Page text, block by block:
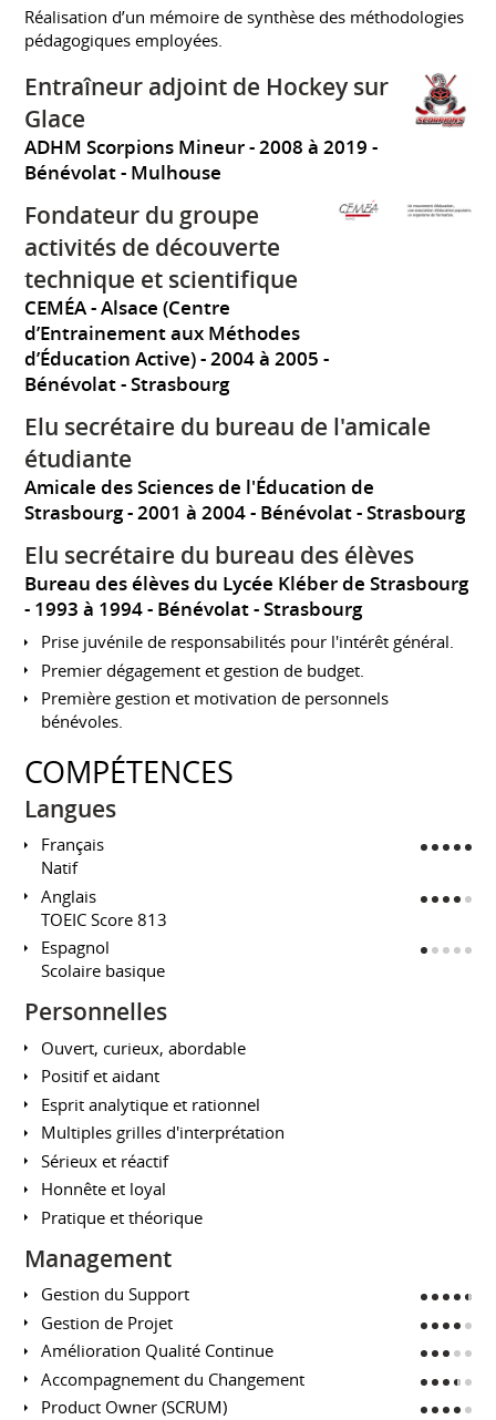
Réalisation d’un mémoire de synthèse des méthodologies
pédagogiques employées.
Entraîneur adjoint de Hockey sur
Glace
ADHM Scorpions Mineur
2008 à 2019
Bénévolat
Mulhouse
Fondateur du groupe
activités de découverte
technique et scientifique
CEMÉA - Alsace (Centre
d’Entrainement aux Méthodes
d’Éducation Active)
2004 à 2005
Bénévolat
Strasbourg
Elu secrétaire du bureau de l'amicale
étudiante
Amicale des Sciences de l'Éducation de
Strasbourg 2001 à 2004 Bénévolat Strasbourg
Elu secrétaire du bureau des élèves
Bureau des élèves du Lycée Kléber de Strasbourg
1993 à 1994 Bénévolat Strasbourg
Prise juvénile de responsabilités pour l'intérêt général.
Premier dégagement et gestion de budget.
Première gestion et motivation de personnels
bénévoles.
COMPÉTENCES
Langues
Français
Natif
Anglais
TOEIC Score 813
Espagnol
Scolaire basique
Personnelles
Ouvert, curieux, abordable
Positif et aidant
Esprit analytique et rationnel
Multiples grilles d'interprétation
Sérieux et réactif
Honnête et loyal
Pratique et théorique
Management
Gestion du Support
Gestion de Projet
Amélioration Qualité Continue
Accompagnement du Changement
Product Owner (SCRUM)